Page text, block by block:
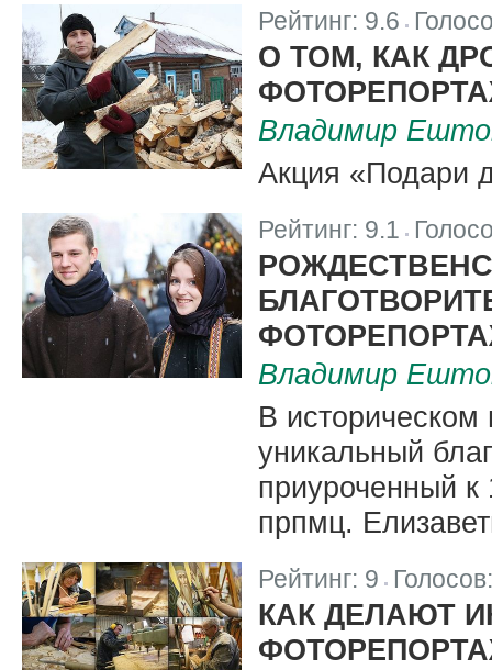
Рейтинг: 9.6
О ТОМ, КАК
Владимир
Акция «Подари
Рейтинг: 9.1
Владимир
В
уникальный
приуроченный
прпмц.
Рейтинг: 9
КАК ДЕЛАЮТ